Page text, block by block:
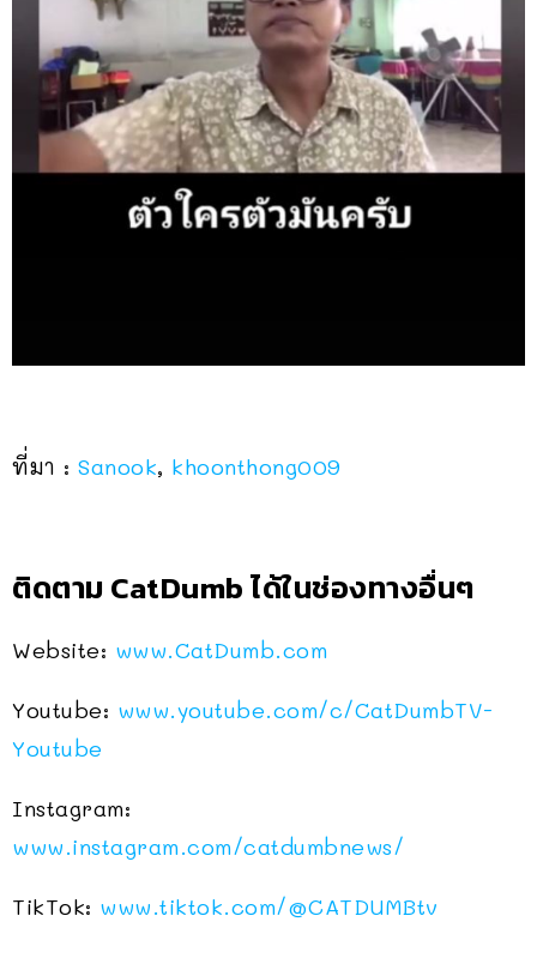
ที่มา : Sanook, khoonthong009
ติดตาม CatDumb ได้ในช่องทางอื่นๆ
Website: www.CatDumb.com
Youtube: www.youtube.com/c/CatDumbTV-
Youtube
Instagram:
www.instagram.com/catdumbnews/
TikTok: www.tiktok.com/@CATDUMBtv